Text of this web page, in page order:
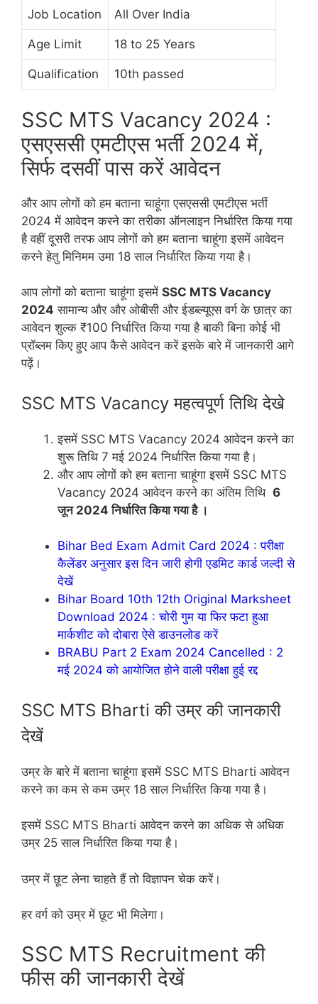
Job Location All Over India
Age Limit 18 to 25 Years
Qualification 10th passed
SSC MTS Vacancy 2024 :
एसएससी एमटीएस भर्ती 2024 में,
सिर्फ दसवीं पास करें आवेदन
और आप लोगों को हम बताना चाहूंगा एसएससी एमटीएस भर्ती
2024 में आवेदन करने का तरीका ऑनलाइन निर्धारित किया गया
है वहीं दूसरी तरफ आप लोगों को हम बताना चाहूंगा इसमें आवेदन
करने हेतु मिनिमम उमा 18 साल निर्धारित किया गया है।
आप लोगों को बताना चाहूंगा इसमें SSC MTS Vacancy
2024 सामान्य और और ओबीसी और ईडब्ल्यूएस वर्ग के छात्र का
आवेदन शुल्क ₹100 निर्धारित किया गया है बाकी बिना कोई भी
प्रॉब्लम किए हुए आप कैसे आवेदन करें इसके बारे में जानकारी आगे
पढ़ें।
SSC MTS Vacancy महत्वपूर्ण तिथि देखे
इसमें SSC MTS Vacancy 2024 आवेदन करने का
शुरू तिथि 7 मई 2024 निर्धारित किया गया है।
और आप लोगों को हम बताना चाहूंगा इसमें SSC MTS
Vacancy 2024 आवेदन करने का अंतिम तिथि 6
जून 2024 निर्धारित किया गया है ।
Bihar Bed Exam Admit Card 2024 : परीक्षा
कैलेंडर अनुसार इस दिन जारी होगी एडमिट कार्ड जल्दी से
देखें
Bihar Board 10th 12th Original Marksheet
Download 2024 : चोरी गुम या फिर फटा हुआ
मार्कशीट को दोबारा ऐसे डाउनलोड करें
BRABU Part 2 Exam 2024 Cancelled : 2
मई 2024 को आयोजित होने वाली परीक्षा हुई रद्द
SSC MTS Bharti की उम्र की जानकारी
देखें
उम्र के बारे में बताना चाहूंगा इसमें SSC MTS Bharti आवेदन
करने का कम से कम उम्र 18 साल निर्धारित किया गया है।
इसमें SSC MTS Bharti आवेदन करने का अधिक से अधिक
उम्र 25 साल निर्धारित किया गया है।
उम्र में छूट लेना चाहते हैं तो विज्ञापन चेक करें।
हर वर्ग को उम्र में छूट भी मिलेगा।
SSC MTS Recruitment की
फीस की जानकारी देखें